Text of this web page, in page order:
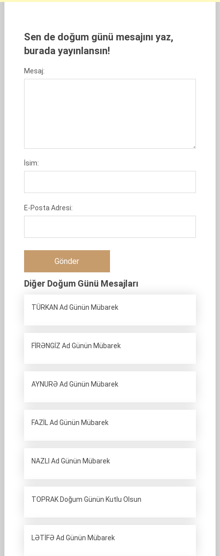
Sen de doğum günü mesajını yaz,
burada yayınlansın!
Mesaj:
İsim:
E-Posta Adresi:
Diğer Doğum Günü Mesajları
TÜRKAN Ad Günün Mübarek
FİRƏNGİZ Ad Günün Mübarek
AYNURƏ Ad Günün Mübarek
FAZİL Ad Günün Mübarek
NAZLI Ad Günün Mübarek
TOPRAK Doğum Günün Kutlu Olsun
LƏTİFƏ Ad Günün Mübarek